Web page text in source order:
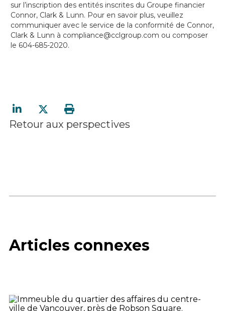
sur l’inscription des entités inscrites du Groupe financier
Connor, Clark & Lunn. Pour en savoir plus, veuillez
communiquer avec le service de la conformité de Connor,
Clark & Lunn à compliance@cclgroup.com ou composer
le 604-685-2020.
Retour aux perspectives
Articles connexes